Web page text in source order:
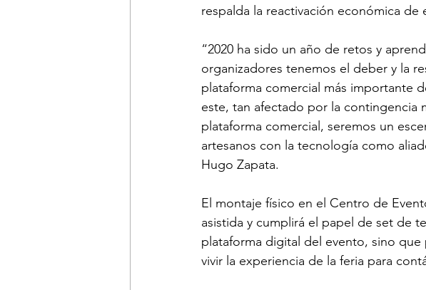
respalda la reactivación económica de
“2020 ha sido un año de retos y
organizadores tenemos el deber y la
plataforma comercial más importante
este, tan afectado por la contingencia
plataforma comercial, seremos un
artesanos con la tecnología como
Hugo Zapata.
El montaje físico en el Centro de
asistida y cumplirá el papel de set de
plataforma digital del evento, sino
vivir la experiencia de la feria para